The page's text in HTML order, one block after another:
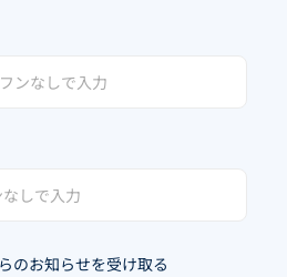
のお知らせを受け取る